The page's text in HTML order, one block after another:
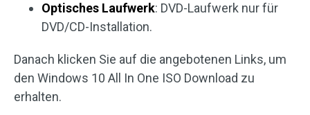
Optisches Laufwerk: DVD-Laufwerk nur für
DVD/CD-Installation.
Danach klicken Sie auf die angebotenen Links, um
den Windows 10 All In One ISO Download zu
erhalten.